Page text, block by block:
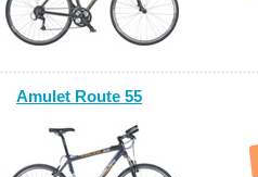
Amulet Route 55